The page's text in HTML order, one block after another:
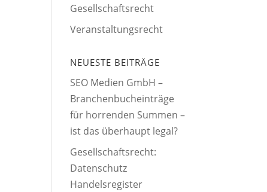
Gesellschaftsrecht
Veranstaltungsrecht
NEUESTE BEITRÄGE
SEO Medien GmbH –
Branchenbucheinträge
für horrenden Summen –
ist das überhaupt legal?
Gesellschaftsrecht:
Datenschutz
Handelsregister